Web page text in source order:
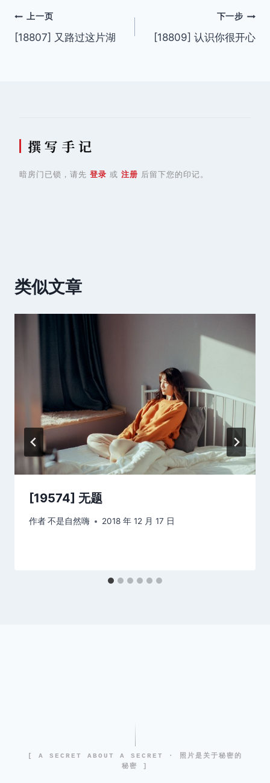
文
章
上一页
[18807] 又路过这片湖
下一步
[18809] 认识你很开心
撰 写 手 记
暗房门已锁，请先 登录 或 注册 后留下您的印记。
类似文章
[19574] 无题
作者不是自然嗨 2018 年 12 月 17 日
[ A SECRET ABOUT A SECRET · 照片是关于秘密的
秘密 ]